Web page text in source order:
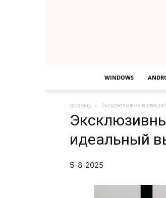
WINDOWS
додому Эксклюзивные
идеальный
5-8-2025